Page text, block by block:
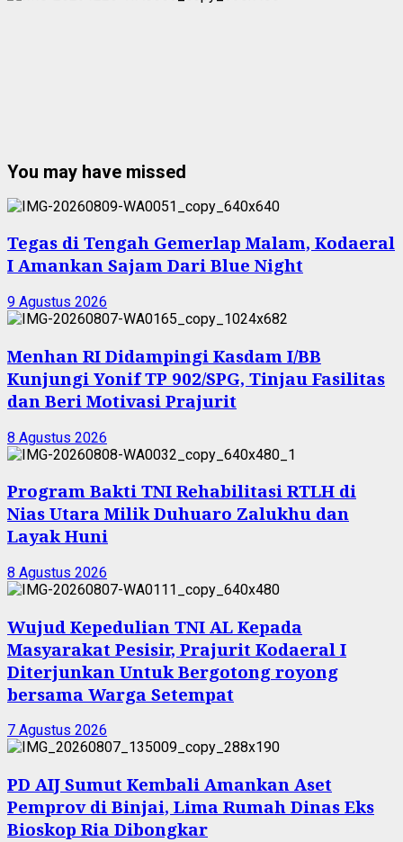
You may have missed
Tegas di Tengah Gemerlap Malam, Kodaeral
I Amankan Sajam Dari Blue Night
9 Agustus 2026
Menhan RI Didampingi Kasdam I/BB
Kunjungi Yonif TP 902/SPG, Tinjau Fasilitas
dan Beri Motivasi Prajurit
8 Agustus 2026
Program Bakti TNI Rehabilitasi RTLH di
Nias Utara Milik Duhuaro Zalukhu dan
Layak Huni
8 Agustus 2026
Wujud Kepedulian TNI AL Kepada
Masyarakat Pesisir, Prajurit Kodaeral I
Diterjunkan Untuk Bergotong royong
bersama Warga Setempat
7 Agustus 2026
PD AIJ Sumut Kembali Amankan Aset
Pemprov di Binjai, Lima Rumah Dinas Eks
Bioskop Ria Dibongkar